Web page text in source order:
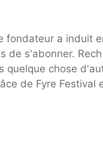
a induit
de s'abonner.
quelque chose
de Fyre Festival